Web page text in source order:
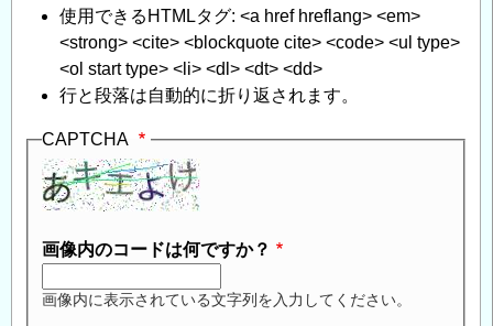
使用できるHTMLタグ: <a href hreflang> <em>
<strong> <cite> <blockquote cite> <code> <ul type>
<ol start type> <li> <dl> <dt> <dd>
行と段落は自動的に折り返されます。
CAPTCHA
画像内のコードは何ですか？
画像内に表示されている文字列を入力してください。